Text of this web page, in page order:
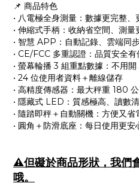
📌 商品特色
• 八電極全身測量：數據更完整、
• 伸縮式手柄：收納省空間、測量
• 智慧 APP：自動記錄、雲端同
• CE/FCC 多重認證：品質安全有
• 螢幕輪播 3 組重點數據：不用
• 24 位使用者資料＋離線儲存
• 高精度傳感器：最大秤重 180
• 隱藏式 LED：質感極高、讀數
• 隨踏即秤＋自動關機：方便又省
• 圓角＋防滑底座：每日使用更安
⚠️但礙於商品形狀，我們
哦。